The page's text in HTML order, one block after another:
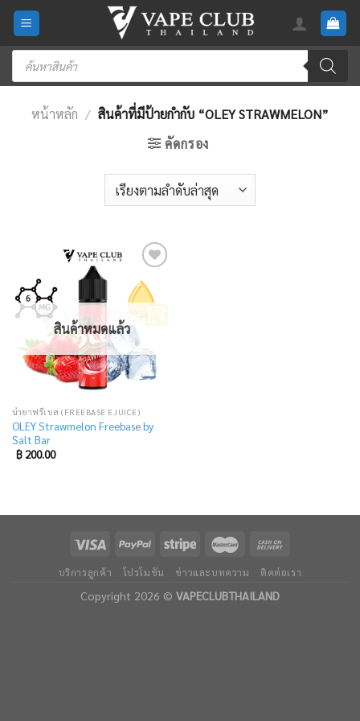
Skip
content
Products
search
หน้าหลัก / สินค้าที่มีป้ายกำกับ “OLEY STRAWMELON”
คัดกรอง
to
wishlist
สินค้าหมดแล้ว
น้ำยาฟรีเบส (FREEBASE EJUICE)
OLEY Strawmelon Freebase by
Salt Bar
฿200.00
บริการลูกค้า โปรโมชัน ข่าวและบทความ ติดต่อเรา
Copyright 2026 © VAPECLUBTHAILAND